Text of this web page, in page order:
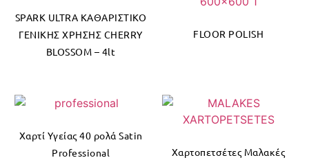
SPARK ULTRA ΚΑΘΑΡΙΣΤΙΚΟ
ΓΕΝΙΚΗΣ ΧΡΗΣΗΣ CHERRY
BLOSSOM – 4lt
FLOOR POLISH
Χαρτί Υγείας 40 ρολά Satin
Professional
Χαρτοπετσέτες Μαλακές